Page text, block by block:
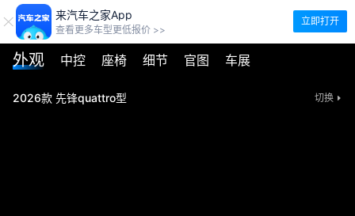
来汽车之家App
查看更多车型更低报价 >>
立即打开
外观 中控 座椅 细节 官图 车展
2026款 先锋quattro型 切换